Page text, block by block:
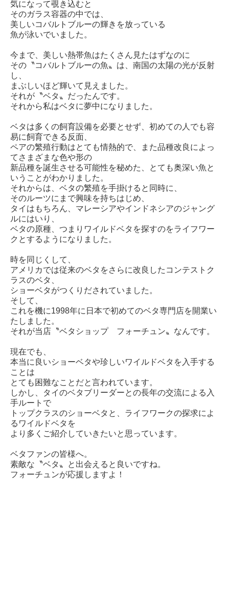
気になって覗き込むと
そのガラス容器の中では、
美しいコバルトブルーの輝きを放っている
魚が泳いでいました。
今まで、美しい熱帯魚はたくさん見たはずなのに
その〝コバルトブルーの魚〟は、南国の太陽の光が反射
し、
まぶしいほど輝いて見えました。
それが〝ベタ〟だったんです。
それから私はベタに夢中になりました。
ベタは多くの飼育設備を必要とせず、初めての人でも容
易に飼育できる反面、
ペアの繁殖行動はとても情熱的で、また品種改良によっ
てさまざまな色や形の
新品種を誕生させる可能性を秘めた、とても奥深い魚と
いうことがわかりました。
それからは、ベタの繁殖を手掛けると同時に、
そのルーツにまで興味を持ちはじめ、
タイはもちろん、マレーシアやインドネシアのジャング
ルにはいり、
ベタの原種、つまりワイルドベタを探すのをライフワー
クとするようになりました。
時を同じくして、
アメリカでは従来のベタをさらに改良したコンテストク
ラスのベタ、
ショーベタがつくりだされていました。
そして、
これを機に1998年に日本で初めてのベタ専門店を開業い
たしました。
それが当店〝ベタショップ フォーチュン〟なんです。
現在でも、
本当に良いショーベタや珍しいワイルドベタを入手する
ことは
とても困難なことだと言われています。
しかし、タイのベタブリーダーとの長年の交流による入
手ルートで
トップクラスのショーベタと、ライフワークの探求によ
るワイルドベタを
より多くご紹介していきたいと思っています。
ベタファンの皆様へ。
素敵な〝ベタ〟と出会えると良いですね。
フォーチュンが応援しますよ！